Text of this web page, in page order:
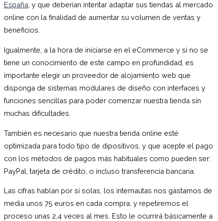
España , y que deberían intentar adaptar sus tiendas al mercado
online con la finalidad de aumentar su volumen de ventas y
beneficios.
Igualmente, a la hora de iniciarse en el eCommerce y si no se
tiene un conocimiento de este campo en profundidad, es
importante elegir un proveedor de alojamiento web que
disponga de sistemas modulares de diseño con interfaces y
funciones sencillas para poder comenzar nuestra tienda sin
muchas dificultades.
También es necesario que nuestra tienda online esté
optimizada para todo tipo de dipositivos, y que acepte el pago
con los métodos de pagos más habituales como pueden ser:
PayPal, tarjeta de crédito, o incluso transferencia bancaria.
Las cifras hablan por sí solas, los internautas nos gastamos de
media unos 75 euros en cada compra, y repetiremos el
proceso unas 2,4 veces al mes. Esto le ocurrirá básicamente a